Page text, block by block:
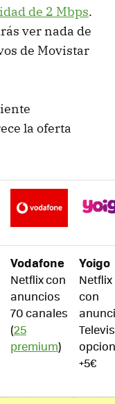
de 2 Mbps.
ver nada de
de Movistar
la oferta
Vodafone
Netflix con
anuncios
70 canales
(25
premium)
Yoigo
Netflix
con
+5€